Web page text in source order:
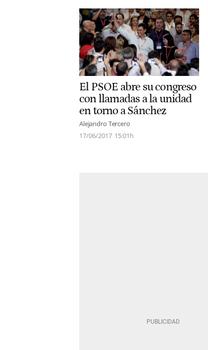
El PSOE abre su congreso
con llamadas a la unidad
en torno a Sánchez
Alejandro Tercero
17/06/2017 15:01h